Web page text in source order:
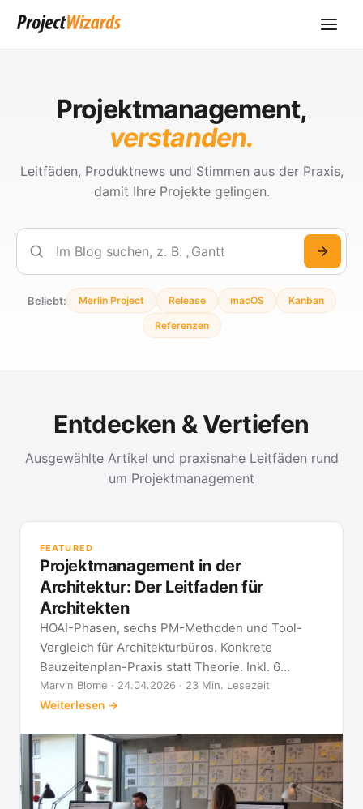
Projektmanagement,
verstanden.
Leitfäden, Produktnews und Stimmen aus der Praxis,
damit Ihre Projekte gelingen.
Suchen
Beliebt: Merlin Project Release macOS Kanban
Referenzen
Entdecken & Vertiefen
Ausgewählte Artikel und praxisnahe Leitfäden rund
um Projektmanagement
FEATURED
Projektmanagement in der
Architektur: Der Leitfaden für
Architekten
HOAI-Phasen, sechs PM-Methoden und Tool-
Vergleich für Architekturbüros. Konkrete
Bauzeitenplan-Praxis statt Theorie. Inkl. 6
Architekten-FAQ.
Marvin Blome · 24.04.2026 · 23 Min. Lesezeit
Weiterlesen →